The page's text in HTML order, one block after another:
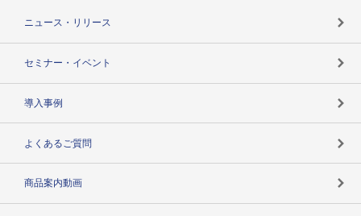
ニュース・リリース
セミナー・イベント
導入事例
よくあるご質問
商品案内動画